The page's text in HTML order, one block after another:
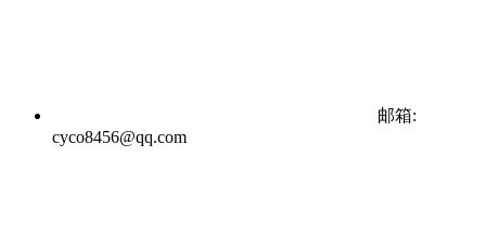
邮箱:
cyco8456@qq.com